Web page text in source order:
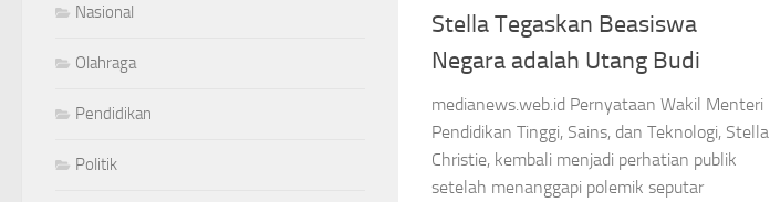
Stella Tegaskan Beasiswa
Negara adalah Utang Budi
medianews.web.id Pernyataan Wakil Menteri
Pendidikan Tinggi, Sains, dan Teknologi, Stella
Christie, kembali menjadi perhatian publik
setelah menanggapi polemik seputar
Nasional
Olahraga
Pendidikan
Politik